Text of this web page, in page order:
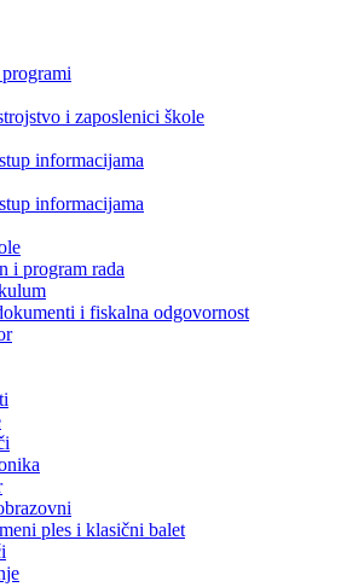
i zaposlenici škole
informacijama
informacijama
i program rada
i fiskalna odgovornost
ples i klasični balet